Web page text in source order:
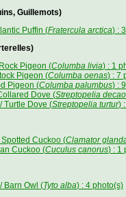
Guillemots)
Puffin (Fratercula arctica) :
Pigeon (Columba livia) : 1
Pigeon (Columba oenas) : 7
Pigeon (Columba palumbus) :
Dove (Streptopelia
Turtle Dove (Streptopelia turtur)
Cuckoo (Clamator
Cuckoo (Cuculus canorus) : 1
Barn Owl (Tyto alba) : 4 photo(s)